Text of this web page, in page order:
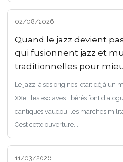
02/08/2026
Quand le jazz devient
qui fusionnent jazz et
traditionnelles pour
Le jazz, à ses origines, était déjà un
XXe : les esclaves libérés font
cantiques vaudou, les marches
C’est cette ouverture...
11/03/2026